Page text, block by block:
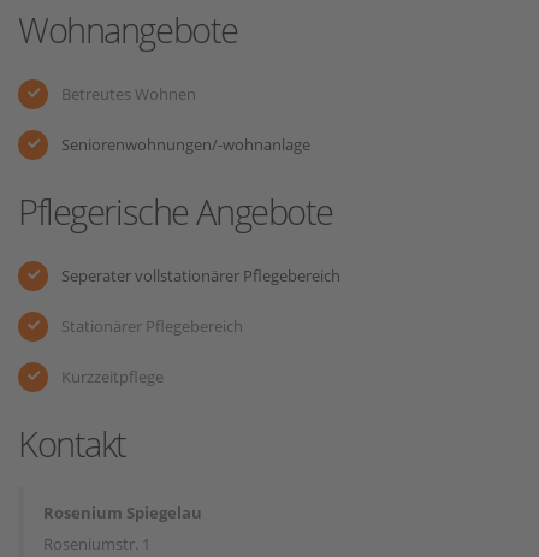
Wohnangebote
Betreutes Wohnen
Seniorenwohnungen/-wohnanlage
Pflegerische Angebote
Seperater vollstationärer Pflegebereich
Stationärer Pflegebereich
Kurzzeitpflege
Kontakt
Rosenium Spiegelau
Roseniumstr. 1